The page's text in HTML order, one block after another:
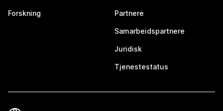
Forskning Partnere
Samarbeidspartnere
Juridisk
Tjenestestatus